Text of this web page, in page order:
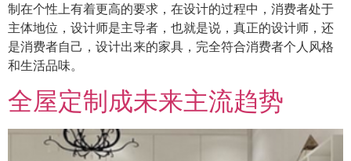
制在个性上有着更高的要求，在设计的过程中，消费者处于
主体地位，设计师是主导者，也就是说，真正的设计师，还
是消费者自己，设计出来的家具，完全符合消费者个人风格
和生活品味。
全屋定制成未来主流趋势